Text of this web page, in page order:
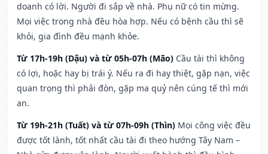
doanh có lời. Người đi sắp về nhà. Phụ nữ có tin mừng.
Mọi việc trong nhà đều hòa hợp. Nếu có bệnh cầu thì sẽ
khỏi, gia đình đều mạnh khỏe.
Từ 17h-19h (Dậu) và từ 05h-07h (Mão) Cầu tài thì không
có lợi, hoặc hay bị trái ý. Nếu ra đi hay thiệt, gặp nạn, việc
quan trọng thì phải đòn, gặp ma quỷ nên cúng tế thì mới
an.
Từ 19h-21h (Tuất) và từ 07h-09h (Thìn) Mọi công việc đều
được tốt lành, tốt nhất cầu tài đi theo hướng Tây Nam –